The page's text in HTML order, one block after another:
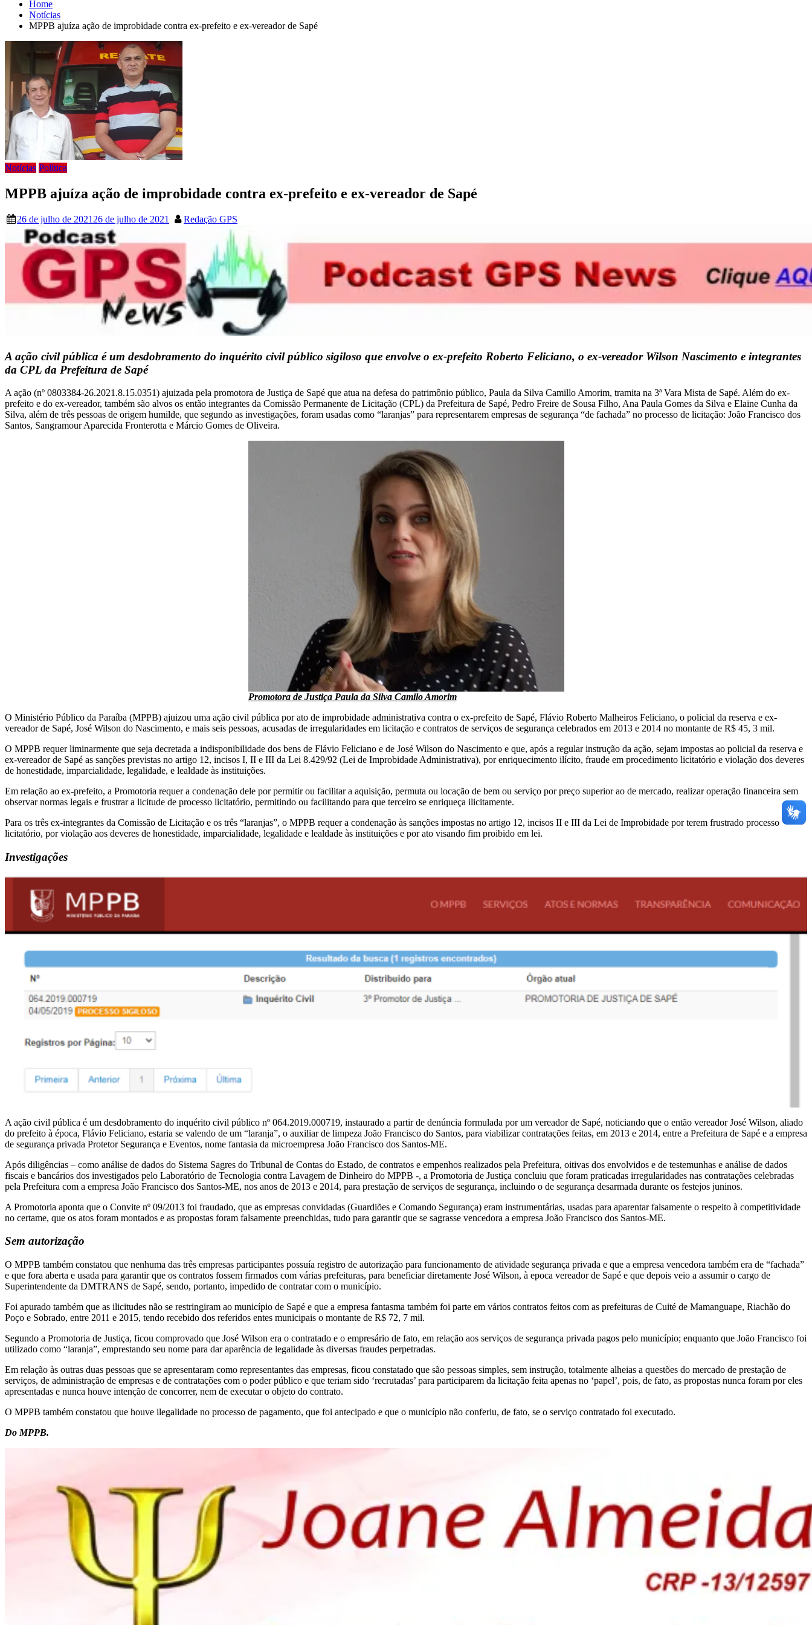
Home
Notícias
MPPB ajuíza ação de improbidade contra ex-prefeito e ex-vereador de Sapé
Notícias Política
MPPB ajuíza ação de improbidade contra ex-prefeito e ex-vereador de Sapé
26 de julho de 2021 26 de julho de 2021 Redação GPS
A ação civil pública é um desdobramento do inquérito civil público sigiloso que envolve o ex-prefeito Roberto Feliciano, o ex-vereador Wilson Nascimento e integrantes
da CPL da Prefeitura de Sapé
A ação (nº 0803384-26.2021.8.15.0351) ajuizada pela promotora de Justiça de Sapé que atua na defesa do patrimônio público, Paula da Silva Camillo Amorim, tramita na 3ª Vara Mista de Sapé. Além do ex-
prefeito e do ex-vereador, também são alvos os então integrantes da Comissão Permanente de Licitação (CPL) da Prefeitura de Sapé, Pedro Freire de Sousa Filho, Ana Paula Gomes da Silva e Elaine Cunha da
Silva, além de três pessoas de origem humilde, que segundo as investigações, foram usadas como “laranjas” para representarem empresas de segurança “de fachada” no processo de licitação: João Francisco dos
Santos, Sangramour Aparecida Fronterotta e Márcio Gomes de Oliveira.
Promotora de Justiça Paula da Silva Camilo Amorim
O Ministério Público da Paraíba (MPPB) ajuizou uma ação civil pública por ato de improbidade administrativa contra o ex-prefeito de Sapé, Flávio Roberto Malheiros Feliciano, o policial da reserva e ex-
vereador de Sapé, José Wilson do Nascimento, e mais seis pessoas, acusadas de irregularidades em licitação e contratos de serviços de segurança celebrados em 2013 e 2014 no montante de R$ 45, 3 mil.
O MPPB requer liminarmente que seja decretada a indisponibilidade dos bens de Flávio Feliciano e de José Wilson do Nascimento e que, após a regular instrução da ação, sejam impostas ao policial da reserva e
ex-vereador de Sapé as sanções previstas no artigo 12, incisos I, II e III da Lei 8.429/92 (Lei de Improbidade Administrativa), por enriquecimento ilícito, fraude em procedimento licitatório e violação dos deveres
de honestidade, imparcialidade, legalidade, e lealdade às instituições.
Em relação ao ex-prefeito, a Promotoria requer a condenação dele por permitir ou facilitar a aquisição, permuta ou locação de bem ou serviço por preço superior ao de mercado, realizar operação financeira sem
observar normas legais e frustrar a licitude de processo licitatório, permitindo ou facilitando para que terceiro se enriqueça ilicitamente.
Para os três ex-integrantes da Comissão de Licitação e os três “laranjas”, o MPPB requer a condenação às sanções impostas no artigo 12, incisos II e III da Lei de Improbidade por terem frustrado processo
licitatório, por violação aos deveres de honestidade, imparcialidade, legalidade e lealdade às instituições e por ato visando fim proibido em lei.
Investigações
A ação civil pública é um desdobramento do inquérito civil público nº 064.2019.000719, instaurado a partir de denúncia formulada por um vereador de Sapé, noticiando que o então vereador José Wilson, aliado
do prefeito à época, Flávio Feliciano, estaria se valendo de um “laranja”, o auxiliar de limpeza João Francisco do Santos, para viabilizar contratações feitas, em 2013 e 2014, entre a Prefeitura de Sapé e a empresa
de segurança privada Protetor Segurança e Eventos, nome fantasia da microempresa João Francisco dos Santos-ME.
Após diligências – como análise de dados do Sistema Sagres do Tribunal de Contas do Estado, de contratos e empenhos realizados pela Prefeitura, oitivas dos envolvidos e de testemunhas e análise de dados
fiscais e bancários dos investigados pelo Laboratório de Tecnologia contra Lavagem de Dinheiro do MPPB -, a Promotoria de Justiça concluiu que foram praticadas irregularidades nas contratações celebradas
pela Prefeitura com a empresa João Francisco dos Santos-ME, nos anos de 2013 e 2014, para prestação de serviços de segurança, incluindo o de segurança desarmada durante os festejos juninos.
A Promotoria aponta que o Convite nº 09/2013 foi fraudado, que as empresas convidadas (Guardiões e Comando Segurança) eram instrumentárias, usadas para aparentar falsamente o respeito à competitividade
no certame, que os atos foram montados e as propostas foram falsamente preenchidas, tudo para garantir que se sagrasse vencedora a empresa João Francisco dos Santos-ME.
Sem autorização
O MPPB também constatou que nenhuma das três empresas participantes possuía registro de autorização para funcionamento de atividade segurança privada e que a empresa vencedora também era de “fachada”
e que fora aberta e usada para garantir que os contratos fossem firmados com várias prefeituras, para beneficiar diretamente José Wilson, à epoca vereador de Sapé e que depois veio a assumir o cargo de
Superintendente da DMTRANS de Sapé, sendo, portanto, impedido de contratar com o município.
Foi apurado também que as ilicitudes não se restringiram ao município de Sapé e que a empresa fantasma também foi parte em vários contratos feitos com as prefeituras de Cuité de Mamanguape, Riachão do
Poço e Sobrado, entre 2011 e 2015, tendo recebido dos referidos entes municipais o montante de R$ 72, 7 mil.
Segundo a Promotoria de Justiça, ficou comprovado que José Wilson era o contratado e o empresário de fato, em relação aos serviços de segurança privada pagos pelo município; enquanto que João Francisco foi
utilizado como “laranja”, emprestando seu nome para dar aparência de legalidade às diversas fraudes perpetradas.
Em relação às outras duas pessoas que se apresentaram como representantes das empresas, ficou constatado que são pessoas simples, sem instrução, totalmente alheias a questões do mercado de prestação de
serviços, de administração de empresas e de contratações com o poder público e que teriam sido ‘recrutadas’ para participarem da licitação feita apenas no ‘papel’, pois, de fato, as propostas nunca foram por eles
apresentadas e nunca houve intenção de concorrer, nem de executar o objeto do contrato.
O MPPB também constatou que houve ilegalidade no processo de pagamento, que foi antecipado e que o município não conferiu, de fato, se o serviço contratado foi executado.
Do MPPB.